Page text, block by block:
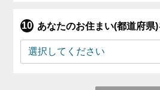
あなたのお住まい(都道府県